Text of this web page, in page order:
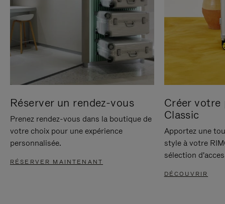
Réserver un rendez-vous
Prenez rendez-vous dans la boutique de
votre choix pour une expérience
personnalisée.
RÉSERVER MAINTENANT
Créer votre
Classic
Apportez une
style à votre
sélection
DÉCOUVRIR